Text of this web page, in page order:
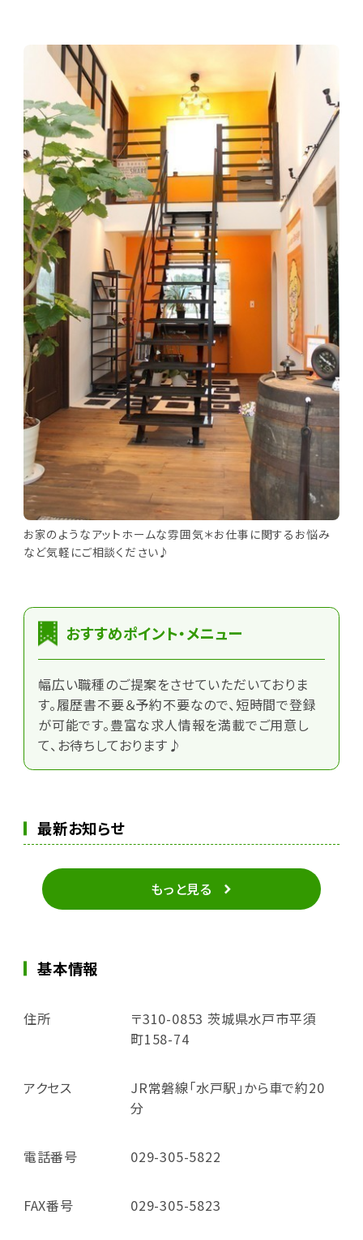
お家のようなアットホームな雰囲気＊お仕事に関するお悩み
など気軽にご相談ください♪
おすすめポイント・メニュー
幅広い職種のご提案をさせていただいておりま
す。履歴書不要＆予約不要なので、短時間で登録
が可能です。豊富な求人情報を満載でご用意し
て、お待ちしております♪
最新お知らせ
もっと見る
基本情報
住所
〒310-0853 茨城県水戸市平須
町158-74
アクセス
JR常磐線「水戸駅」から車で約20
分
電話番号 029-305-5822
FAX番号 029-305-5823